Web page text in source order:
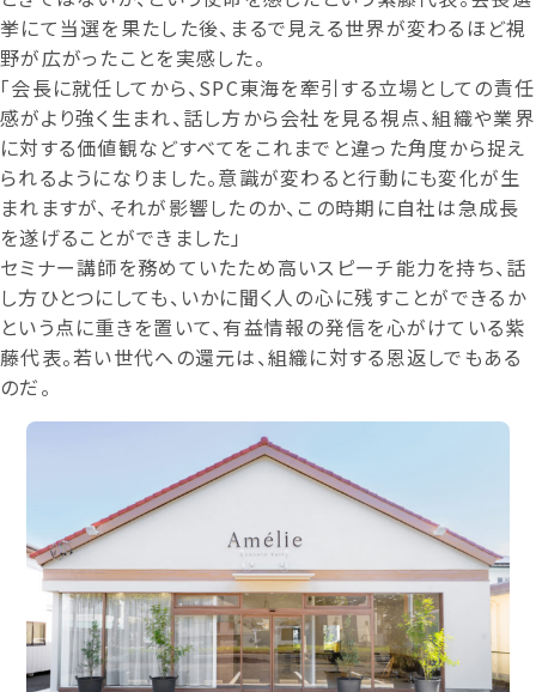
挙にて当選を果たした後、まるで見える世界が変わるほど視
野が広がったことを実感した。
「会長に就任してから、SPC東海を牽引する立場としての責任
感がより強く生まれ、話し方から会社を見る視点、組織や業界
に対する価値観などすべてをこれまでと違った角度から捉え
られるようになりました。意識が変わると行動にも変化が生
まれますが、それが影響したのか、この時期に自社は急成長
を遂げることができました」
セミナー講師を務めていたため高いスピーチ能力を持ち、話
し方ひとつにしても、いかに聞く人の心に残すことができるか
という点に重きを置いて、有益情報の発信を心がけている紫
藤代表。若い世代への還元は、組織に対する恩返しでもある
のだ。